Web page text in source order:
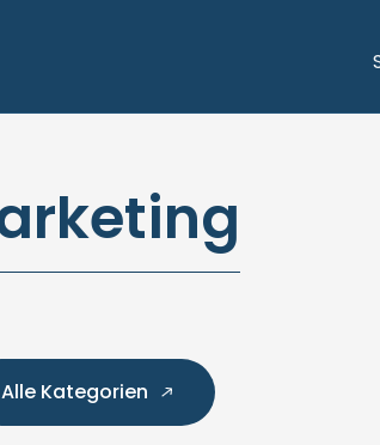
Alle Kategorien